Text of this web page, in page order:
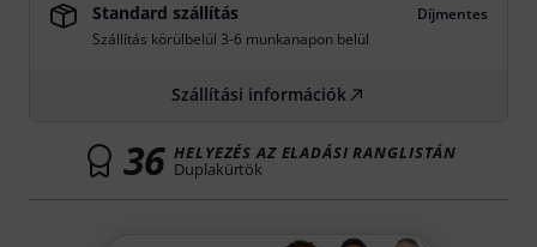
Standard szállítás
Díjmentes
Szállítás körülbelül 3-6 munkanapon belül
Szállítási információk
36 HELYEZÉS AZ ELADÁSI RANGLISTÁN
Duplakürtök